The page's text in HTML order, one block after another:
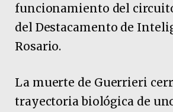
funcionamiento del
del Destacamento de
Rosario.
La muerte de Guerrieri
trayectoria biológica de